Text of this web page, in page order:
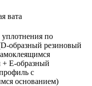
вата
уплотнения по
образный резиновый
+ Е-образный
с
основанием)